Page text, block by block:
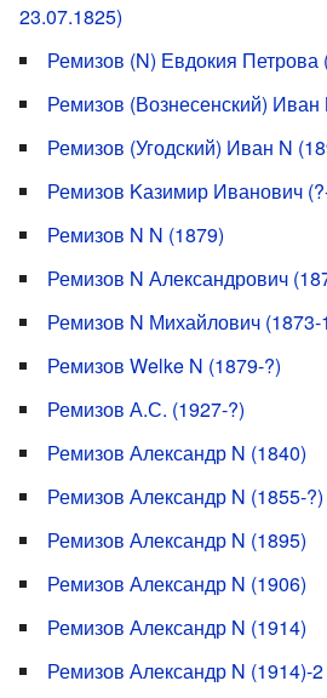
23.07.1825)
Ремизов (N) Евдокия Петрова
Ремизов (Вознесенский) Иван
Ремизов (Угодский) Иван N
Ремизов Kазимир Иванович
Ремизов N N (1879)
Ремизов N Александрович
Ремизов N Михайлович (1873-
Ремизов Welke N (1879-?)
Ремизов А.С. (1927-?)
Ремизов Александр N (1840)
Ремизов Александр N (1855-?)
Ремизов Александр N (1895)
Ремизов Александр N (1906)
Ремизов Александр N (1914)
Ремизов Александр N (1914)-2